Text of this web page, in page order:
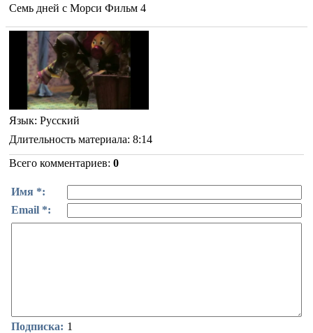
Семь дней с Морси Фильм 4
Язык: Русский
Длительность материала: 8:14
Всего комментариев: 0
Имя *:
Email *:
Подписка: 1